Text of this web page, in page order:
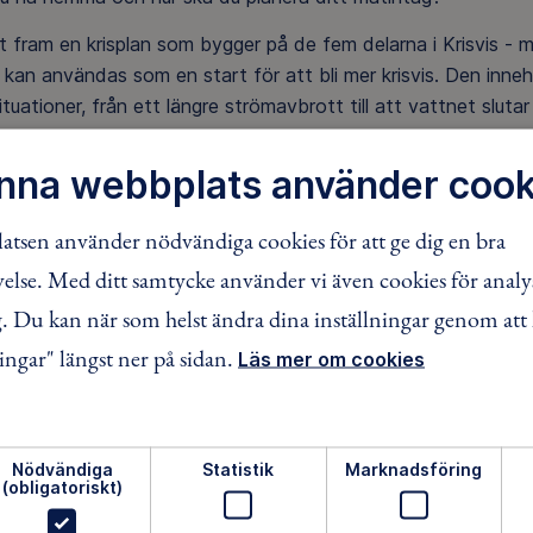
fram en krisplan som bygger på de fem delarna i Krisvis -
kan användas som en start för att bli mer krisvis. Den
från ett längre strömavbrott till att vattnet slutar
i lugn och ro fylla i krisplanen får du möjlighet att tänka
komplettera med. Det kan också ge en trygghet i att
nedskrivna om internet skulle ligga nere.
du krisplanen
ut krisplanen och fyll på med information och tankar,
krisplanen i din krislåda eller på ett annat lättillgängligt sätt.
ihåg att se över och uppdatera krisplanen om din
webbplats använder
använder nödvändiga cookies för att ge dig en bra
Med ditt samtycke använder vi även cookies för
Du kan när som helst ändra dina inställningar genom att
längst ner på sidan. Läs mer om cookies
Nödvändiga
(obligatoriskt)
Statistik Marknadsföring